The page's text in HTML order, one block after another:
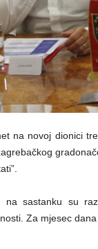
na novoj dionici
na sastanku su
Za mjesec